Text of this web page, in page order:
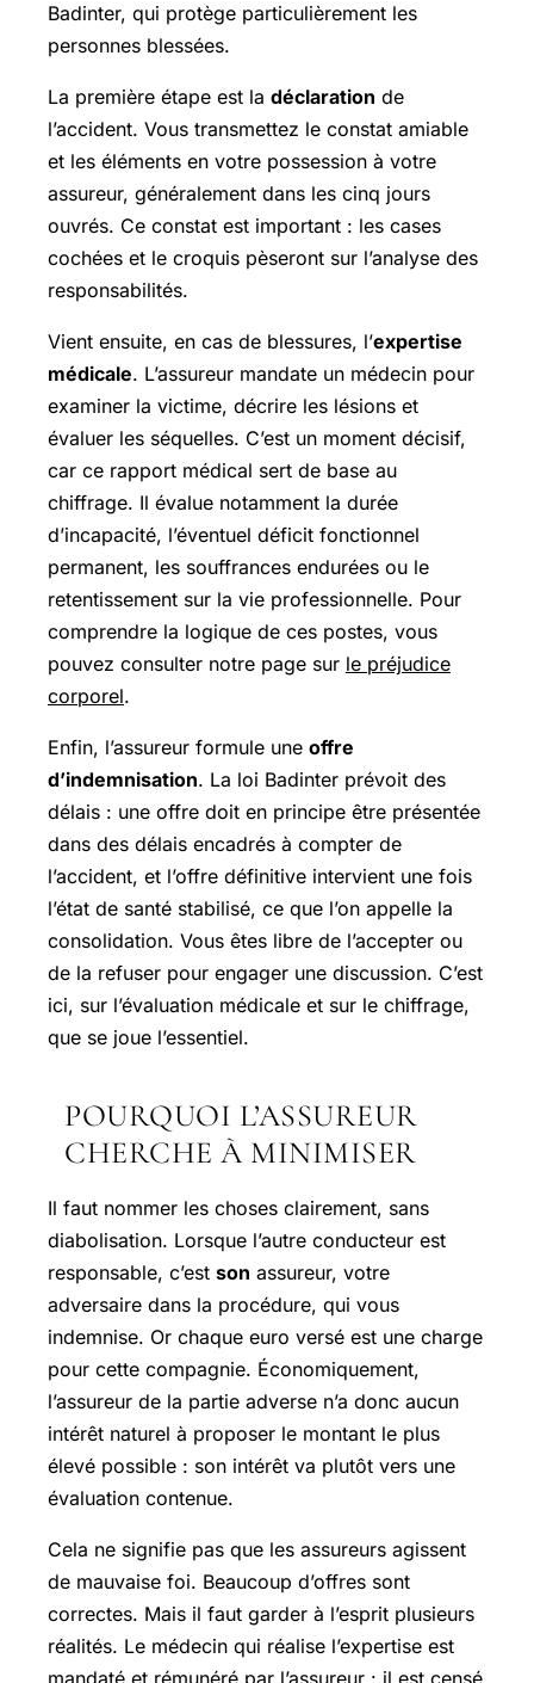
Badinter, qui protège particulièrement les
personnes blessées.
La première étape est la déclaration de
l’accident. Vous transmettez le constat amiable
et les éléments en votre possession à votre
assureur, généralement dans les cinq jours
ouvrés. Ce constat est important : les cases
cochées et le croquis pèseront sur l’analyse des
responsabilités.
Vient ensuite, en cas de blessures, l’expertise
médicale. L’assureur mandate un médecin pour
examiner la victime, décrire les lésions et
évaluer les séquelles. C’est un moment décisif,
car ce rapport médical sert de base au
chiffrage. Il évalue notamment la durée
d’incapacité, l’éventuel déficit fonctionnel
permanent, les souffrances endurées ou le
retentissement sur la vie professionnelle. Pour
comprendre la logique de ces postes, vous
pouvez consulter notre page sur le préjudice
corporel.
Enfin, l’assureur formule une offre
d’indemnisation. La loi Badinter prévoit des
délais : une offre doit en principe être présentée
dans des délais encadrés à compter de
l’accident, et l’offre définitive intervient une fois
l’état de santé stabilisé, ce que l’on appelle la
consolidation. Vous êtes libre de l’accepter ou
de la refuser pour engager une discussion. C’est
ici, sur l’évaluation médicale et sur le chiffrage,
que se joue l’essentiel.
POURQUOI L’ASSUREUR
CHERCHE À MINIMISER
Il faut nommer les choses clairement, sans
diabolisation. Lorsque l’autre conducteur est
responsable, c’est son assureur, votre
adversaire dans la procédure, qui vous
indemnise. Or chaque euro versé est une charge
pour cette compagnie. Économiquement,
l’assureur de la partie adverse n’a donc aucun
intérêt naturel à proposer le montant le plus
élevé possible : son intérêt va plutôt vers une
évaluation contenue.
Cela ne signifie pas que les assureurs agissent
de mauvaise foi. Beaucoup d’offres sont
correctes. Mais il faut garder à l’esprit plusieurs
réalités. Le médecin qui réalise l’expertise est
mandaté et rémunéré par l’assureur : il est censé